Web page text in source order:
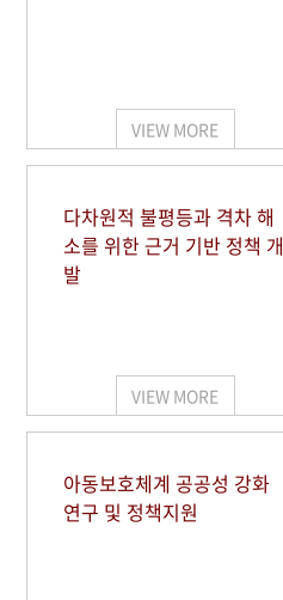
VIEW MORE
다차원적 불평등과 격차 해
소를 위한 근거 기반 정책 개
발
VIEW MORE
아동보호체계 공공성 강화
연구 및 정책지원